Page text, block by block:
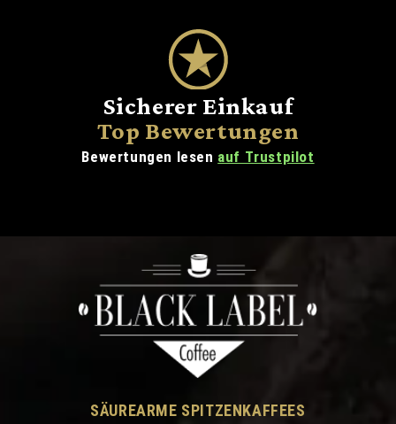
Sicherer Einkauf
Top Bewertungen
Bewertungen lesen auf Trustpilot
SÄUREARME SPITZENKAFFEES